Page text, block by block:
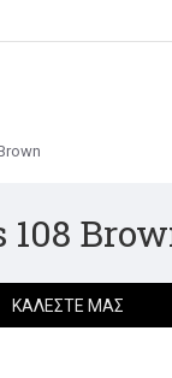
108
ΚΑΛΈΣΤΕ ΜΑΣ